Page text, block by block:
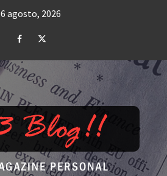
6 agosto, 2026
FacebookTwitter